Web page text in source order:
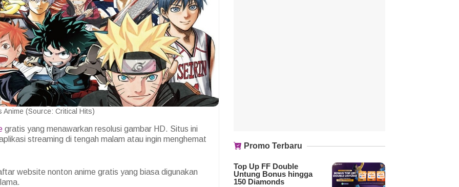
Anime (Source: Critical Hits)
gratis yang menawarkan resolusi gambar HD. Situs ini
streaming di tengah malam atau ingin menghemat
website nonton anime gratis yang biasa digunakan
Promo Terbaru
Top Up FF Double
Untung Bonus hingga
150 Diamonds